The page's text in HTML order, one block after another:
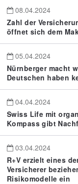
08.04.2024
Zahl der
öffnet sich dem
05.04.2024
Nürnberger macht
Deutschen haben
04.04.2024
Swiss Life mit
Kompass gibt
03.04.2024
R+V erzielt eines
Versicherer
Risikomodelle ein